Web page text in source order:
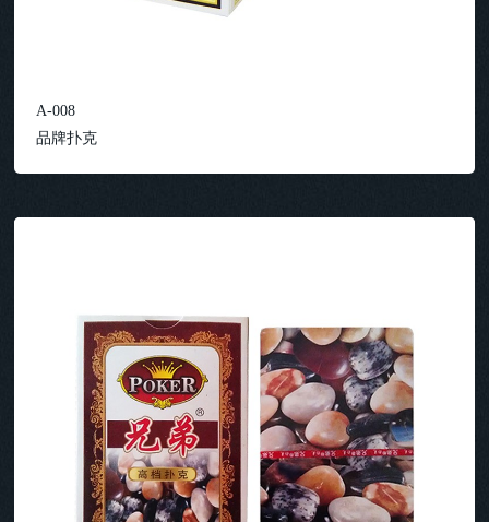
A-008
品牌扑克